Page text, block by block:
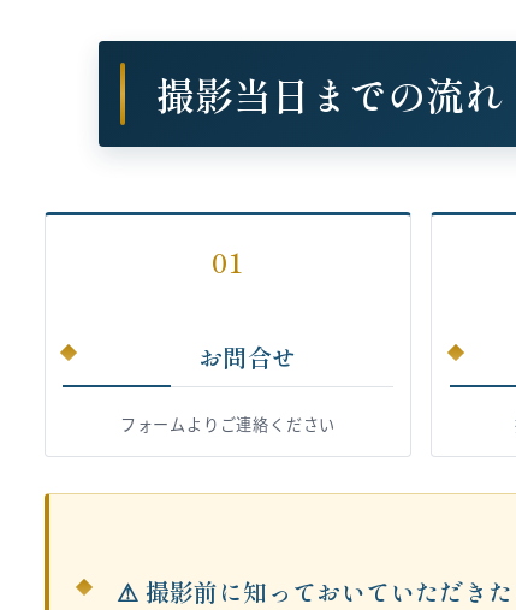
撮影当日までの流れ
01
お問合せ
フォームよりご連絡ください
⚠ 撮影前に知っておいていただきた